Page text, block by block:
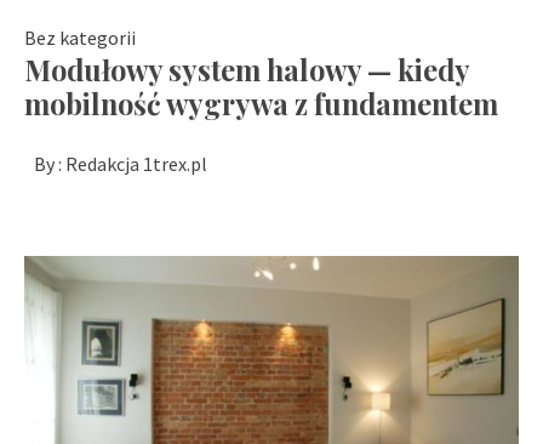
Bez kategorii
Modułowy system halowy — kiedy
mobilność wygrywa z fundamentem
By : Redakcja 1trex.pl